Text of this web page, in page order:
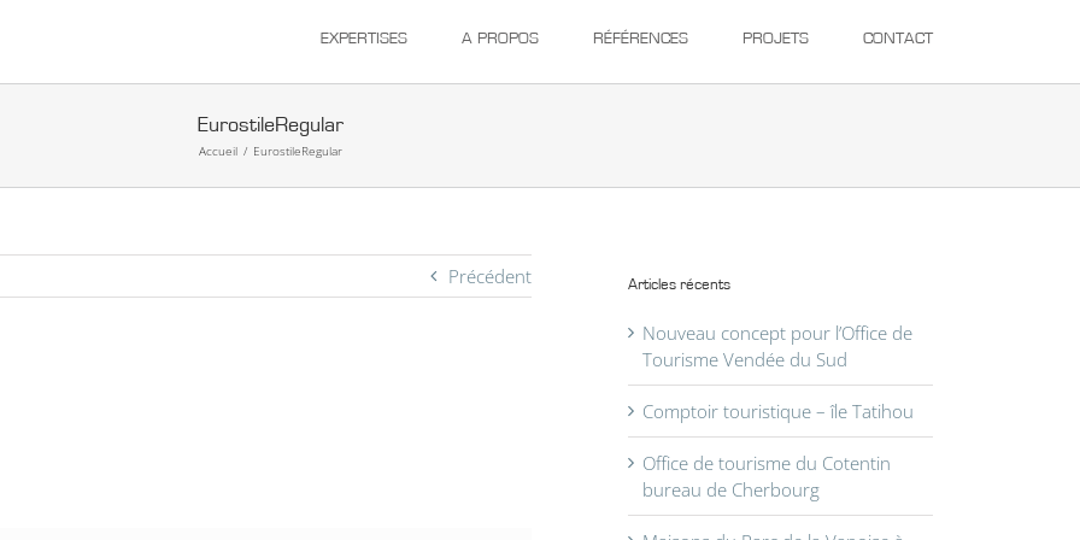
EXPERTISES A PROPOS RÉFÉRENCES PROJETS CONTACT
EurostileRegular
Accueil / EurostileRegular
Précédent Articles récents
Nouveau concept pour l’Office de
Tourisme Vendée du Sud
Comptoir touristique – île Tatihou
Office de tourisme du Cotentin
bureau de Cherbourg